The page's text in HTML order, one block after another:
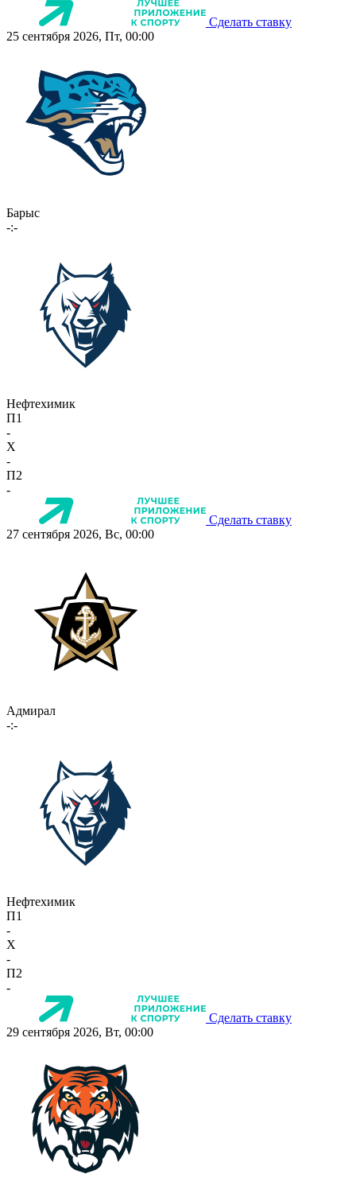
Сделать ставку
25 сентября 2026, Пт, 00:00
Барыс
-:-
Нефтехимик
П1
-
X
-
П2
-
Сделать ставку
27 сентября 2026, Вс, 00:00
Адмирал
-:-
Нефтехимик
П1
-
X
-
П2
-
Сделать ставку
29 сентября 2026, Вт, 00:00